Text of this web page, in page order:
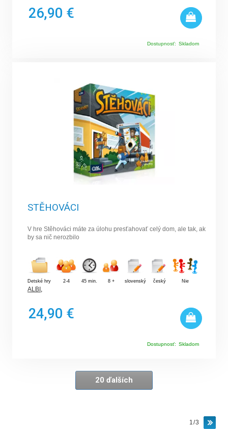
26,90 €
Dostupnosť: Skladom
STĚHOVÁCI
V hre Stěhováci máte za úlohu presťahovať celý dom, ale tak, ak
by sa nič nerozbilo
Detské hry 2-4 45 min. 8 + slovenský český Nie
ALBI ,
24,90 €
Dostupnosť: Skladom
20 ďalších
1/3